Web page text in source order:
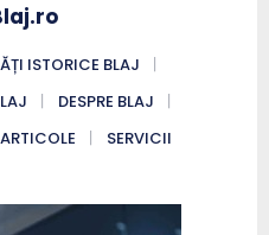
ISTORICE BLAJ
DESPRE BLAJ
ARTICOLE SERVICII